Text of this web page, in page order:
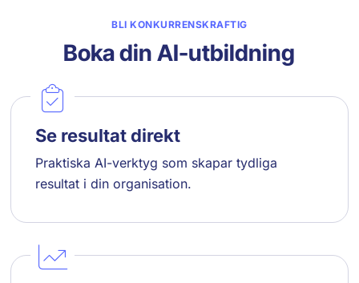
BLI KONKURRENSKRAFTIG
Boka din AI-utbildning
Se resultat direkt
Praktiska AI-verktyg som skapar tydliga
resultat i din organisation.